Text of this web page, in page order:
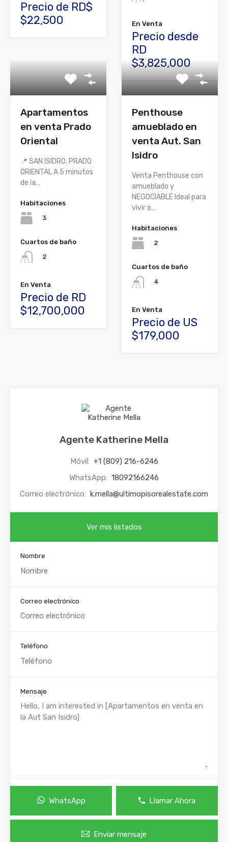
Precio de RD$
$22,500
En Venta
Precio desde
RD
$3,825,000
Apartamentos
en venta Prado
Oriental
📍 SAN ISIDRO, PRADO
ORIENTAL A 5 minutos
de la…
Habitaciones
3
Cuartos de baño
2
En Venta
Precio de RD
$12,700,000
Penthouse
amueblado en
venta Aut. San
Isidro
Venta Penthouse con
amueblado y
NEGOCIABLE Ideal para
vivir o…
Habitaciones
2
Cuartos de baño
4
En Venta
Precio de US
$179,000
Agente Katherine Mella
Móvil: +1 (809) 216-6246
WhatsApp: 18092166246
Correo electrónico:
k.mella@ultimopisorealestate.com
Ver mis listados
Nombre
Correo electrónico
Teléfono
Mensaje
WhatsApp Llamar Ahora
Enviar mensaje